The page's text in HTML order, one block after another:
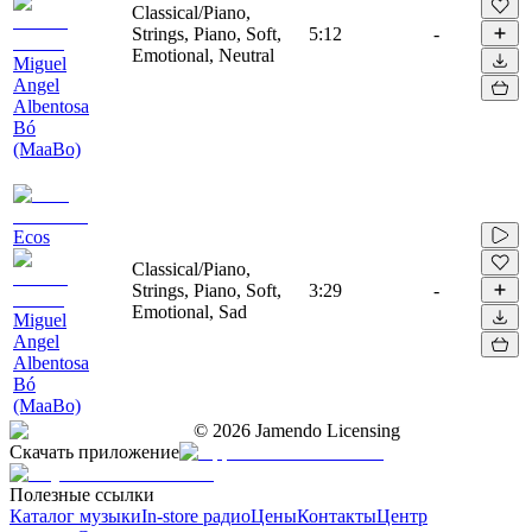
Miguel
Angel
Albentosa
Bó
(MaaBo)
Classical/Piano,
Strings, Piano, Soft,
Emotional, Neutral
5:12 -
Ecos
Miguel
Angel
Albentosa
Bó
(MaaBo)
Classical/Piano,
Strings, Piano, Soft,
Emotional, Sad
3:29 -
© 2026 Jamendo Licensing
Скачать приложение
Полезные ссылки
Каталог музыкиIn-store радиоЦеныКонтактыЦентр